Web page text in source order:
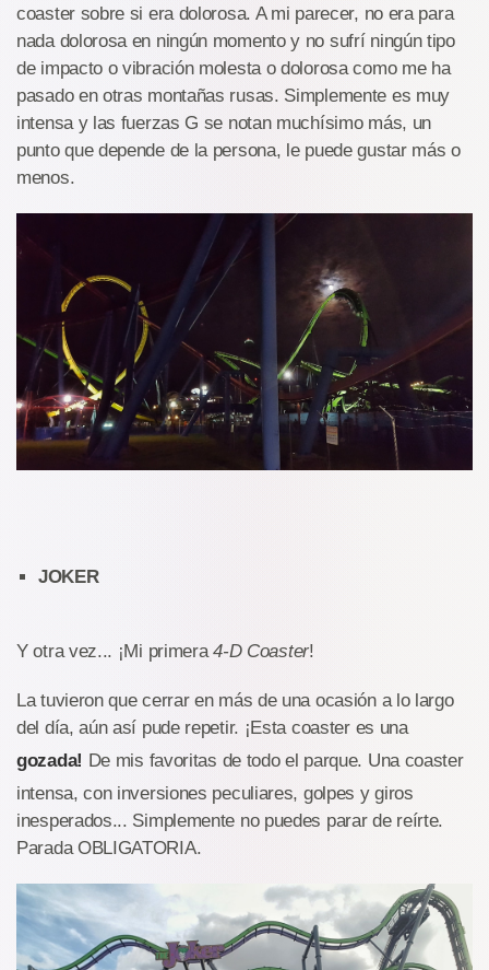
coaster sobre si era dolorosa. A mi parecer, no era para
nada dolorosa en ningún momento y no sufrí ningún tipo
de impacto o vibración molesta o dolorosa como me ha
pasado en otras montañas rusas. Simplemente es muy
intensa y las fuerzas G se notan muchísimo más, un
punto que depende de la persona, le puede gustar más o
menos.
JOKER
Y otra vez... ¡Mi primera4-D Coaster!
La tuvieron que cerrar en más de una ocasión a lo largo
del día, aún así pude repetir. ¡Esta coaster es una
gozada! De mis favoritas de todo el parque. Una coaster
intensa, con inversiones peculiares, golpes y giros
inesperados... Simplemente no puedes parar de reírte.
Parada OBLIGATORIA.